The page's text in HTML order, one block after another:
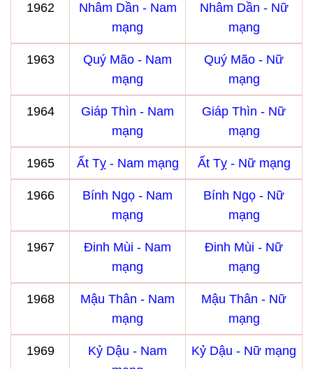
1962
Nhâm Dần - Nam
mạng
Nhâm Dần - Nữ
mạng
1963
Quý Mão - Nam
mạng
Quý Mão - Nữ
mạng
1964
Giáp Thìn - Nam
mạng
Giáp Thìn - Nữ
mạng
1965 Ất Tỵ - Nam mạng Ất Tỵ - Nữ mạng
1966
Bính Ngọ - Nam
mạng
Bính Ngọ - Nữ
mạng
1967
Đinh Mùi - Nam
mạng
Đinh Mùi - Nữ
mạng
1968
Mậu Thân - Nam
mạng
Mậu Thân - Nữ
mạng
1969
Kỷ Dậu - Nam
Kỷ Dậu - Nữ mạng